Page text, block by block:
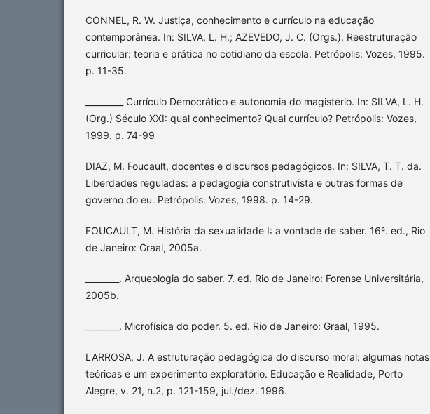
CONNEL, R. W. Justiça, conhecimento e currículo na educação
contemporânea. In: SILVA, L. H.; AZEVEDO, J. C. (Orgs.). Reestruturação
curricular: teoria e prática no cotidiano da escola. Petrópolis: Vozes, 1995.
p. 11-35.
_________ Currículo Democrático e autonomia do magistério. In: SILVA, L. H.
(Org.) Século XXI: qual conhecimento? Qual currículo? Petrópolis: Vozes,
1999. p. 74-99
DIAZ, M. Foucault, docentes e discursos pedagógicos. In: SILVA, T. T. da.
Liberdades reguladas: a pedagogia construtivista e outras formas de
governo do eu. Petrópolis: Vozes, 1998. p. 14-29.
FOUCAULT, M. História da sexualidade I: a vontade de saber. 16ª. ed., Rio
de Janeiro: Graal, 2005a.
________. Arqueologia do saber. 7. ed. Rio de Janeiro: Forense Universitária,
2005b.
________. Microfísica do poder. 5. ed. Rio de Janeiro: Graal, 1995.
LARROSA, J. A estruturação pedagógica do discurso moral: algumas notas
teóricas e um experimento exploratório. Educação e Realidade, Porto
Alegre, v. 21, n.2, p. 121-159, jul./dez. 1996.